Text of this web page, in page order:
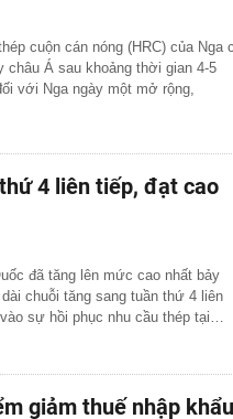
cuộn cán nóng (HRC) của Nga
châu Á sau khoảng thời gian 4-5
với Nga ngày một mở rộng,
4 liên tiếp, đạt cao
đã tăng lên mức cao nhất bảy
chuỗi tăng sang tuần thứ 4 liên
sự hồi phục nhu cầu thép tại…
giảm thuế nhập khẩu